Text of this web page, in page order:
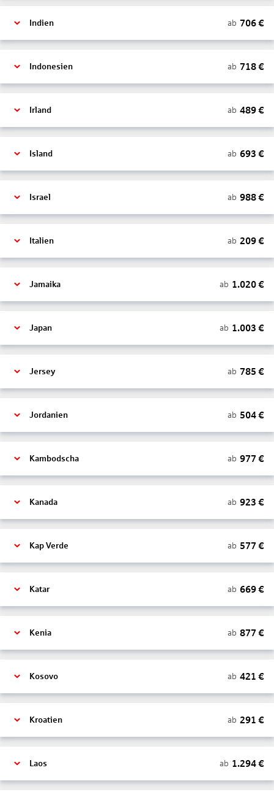
Indien ab 706€
Indonesien ab 718€
Irland ab 489€
Island ab 693 €
Israel ab 988€
Italien ab 209€
Jamaika ab 1.020€
Japan ab 1.003 €
Jersey ab 785 €
Jordanien ab 504€
Kambodscha ab 977 €
Kanada ab 923 €
Kap Verde ab 577 €
Katar ab 669€
Kenia ab 877 €
Kosovo ab 421 €
Kroatien ab 291 €
Laos ab 1.294€